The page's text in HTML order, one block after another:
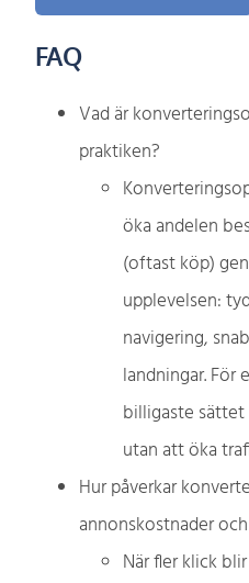
FAQ
Vad är
praktiken?
öka andelen
(oftast köp)
upplevelsen:
navigering,
landningar. För
billigaste
utan att öka
Hur påverkar
annonskostnader och
När fler klick